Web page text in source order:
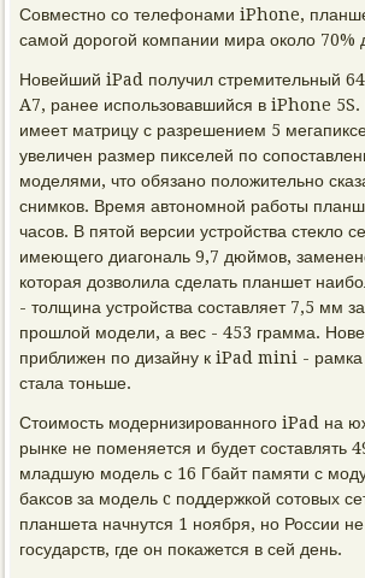
Совместно со телефонами iPhone,
самой дорогой компании мира около 70%
Новейший iPad получил стремительный
A7, ранее использовавшийся в iPhone
имеет матрицу с разрешением 5
увеличен размер пикселей по
моделями, что обязано положительно
снимков. Время автономной работы
часов. В пятой версии устройства стекло
имеющего диагональ 9,7 дюймов,
которая дозволила сделать планшет
- толщина устройства составляет 7,5 мм
прошлой модели, а вес - 453 грамма.
приближен по дизайну к iPad mini - рамка
стала тоньше.
Стоимость модернизированного iPad на
рынке не поменяется и будет составлять
младшую модель с 16 Гбайт памяти с
баксов за модель c поддержкой сотовых
планшета начнутся 1 ноября, но России
государств, где он покажется в сей день.